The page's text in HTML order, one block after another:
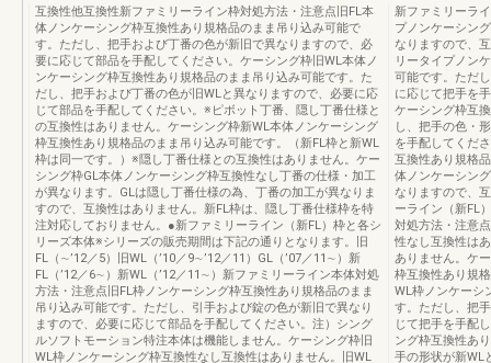
互換性他互換性新ファミリーライン枠対処方法・注意点旧FL本
体ノンケーシング枠互換性あり規格品のまま吊り込み可能で
す。ただし、把手および丁番の色が新旧で異なりますので、必
要に応じて部品を手配してください。ケーシング枠旧WL本体ノ
ンケーシング枠互換性あり規格品のまま吊り込み可能です。た
だし、把手および丁番の色が旧WLと異なりますので、必要に応
じて部品を手配してください。※ピボット丁番、隠し丁番仕様と
の互換性はありません。ケーシング枠新WL本体ノンケーシング
枠互換性あり規格品のまま吊り込み可能です。（新FL枠と新WL
枠は同一です。）※隠し丁番仕様との互換性はありません。ケー
シング枠GL本体ノンケーシング枠互換性なし丁番の仕様・加工
が異なります。GLは隠し丁番仕様の為、丁番の加工が異なりま
すので、互換性はありません。新FL枠は、隠し丁番仕様枠を特
注対応しておりません。●新ファミリーライン（新FL）枠と各シ
リーズ本体※シリーズの販売期間は下記の通りとなります。旧
FL（∼’12／5）旧WL（’10／9∼’12／11）GL（’07／11∼）新
FL（’12／6∼）新WL（’12／11∼）新ファミリーライン本体対処
方法・注意点旧FL枠ノンケーシング枠互換性あり規格品のまま
吊り込み可能です。ただし、引手および錠の色が新旧で異なり
ますので、必要に応じて部品を手配してください。注）シング
ルソフトモーション特注本体は機能しません。ケーシング枠旧
WL枠ノンケーシング枠互換性なし互換性はありません。旧WL
新ファミリーラ
プノンケーシン
なりますので、
リータイプノン
可能です。ただ
に応じて把手を
ケーシング枠互
し、把手の色・
を手配してくだ
互換性あり規格
体ノンケーシン
なりますので、
ーライン（新FL
対処方法・注意
性なし互換性は
ありません。ケ
枠互換性あり規
WL枠ノンケーシ
す。ただし、把
じて把手を手配
ング枠互換性あ
手の形状が新WL